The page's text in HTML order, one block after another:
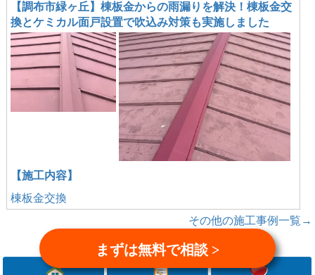
【調布市緑ヶ丘】棟板金からの雨漏りを解決！棟板金交
換とケミカル面戸設置で吹込み対策も実施しました
【施工内容】
棟板金交換
その他の施工事例一覧→
まずは無料で相談 >